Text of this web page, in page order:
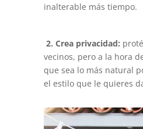
inalterable más tiempo.
2. Crea privacidad:
vecinos, pero a la hora
que sea lo más natural
el estilo que le quieres